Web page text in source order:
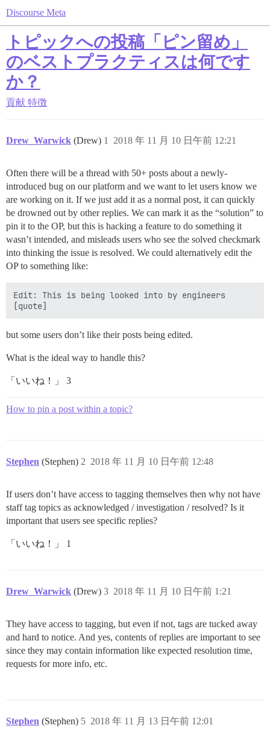
Discourse Meta
トピックへの投稿「ピン留め」
のベストプラクティスは何です
か？
貢献 特徴
Drew_Warwick (Drew) 2018 年 11 月 10 日午前 12:21
1
Often there will be a thread with 50+ posts about a newly-
introduced bug on our platform and we want to let users know we
are working on it. If we just add it as a normal post, it can quickly
be drowned out by other replies. We can mark it as the “solution” to
pin it to the OP, but this is hacking a feature to do something it
wasn’t intended, and misleads users who see the solved checkmark
into thinking the issue is resolved. We could alternatively edit the
OP to something like:
Edit: This is being looked into by engineers
but some users don’t like their posts being edited.
What is the ideal way to handle this?
「いいね！」 3
How to pin a post within a topic?
Stephen (Stephen) 2018 年 11 月 10 日午前 12:48
2
If users don’t have access to tagging themselves then why not have
staff tag topics as acknowledged / investigation / resolved? Is it
important that users see specific replies?
「いいね！」 1
Drew_Warwick (Drew) 2018 年 11 月 10 日午前 1:21
3
They have access to tagging, but even if not, tags are tucked away
and hard to notice. And yes, contents of replies are important to see
since they may contain information like expected resolution time,
requests for more info, etc.
Stephen (Stephen) 2018 年 11 月 13 日午前 12:01
5